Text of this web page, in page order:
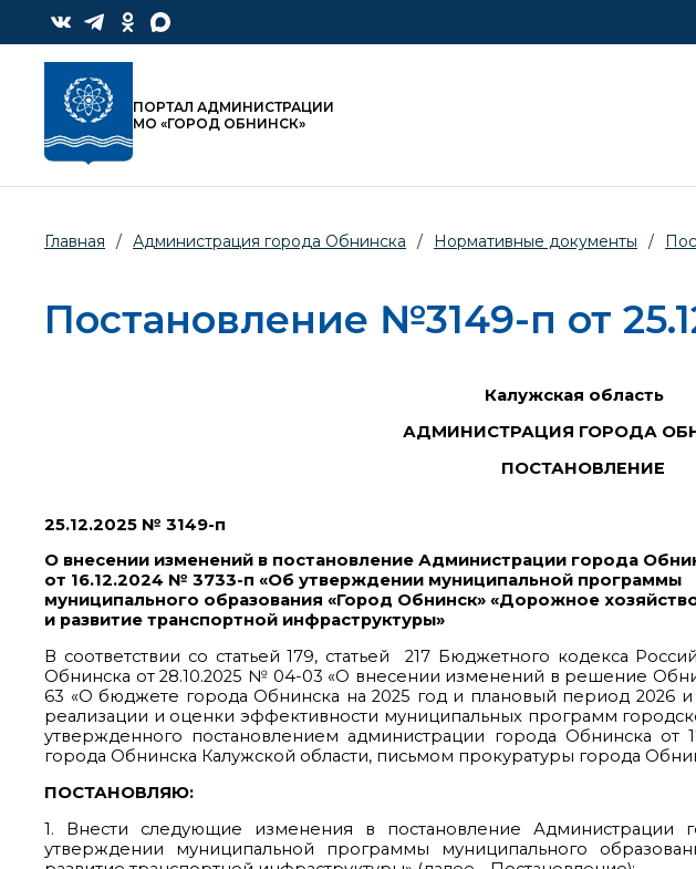
ПОРТАЛ АДМИНИСТРАЦИИ
МО «ГОРОД ОБНИНСК»
Главная / Администрация города Обнинска / Нормативные документы /
Постановление №3149-п от
Калужская область
АДМИНИСТРАЦИЯ ГОРОДА
ПОСТАНОВЛЕНИЕ
25.12.2025 № 3149-п
О внесении изменений в постановление Администрации города
от 16.12.2024 № 3733-п «Об утверждении муниципальной программы
муниципального образования «Город Обнинск» «Дорожное
и развитие транспортной инфраструктуры»
В соответствии со статьей 179, статьей 217 Бюджетного кодекса
Обнинска от 28.10.2025 № 04-03 «О внесении изменений в решение
63 «О бюджете города Обнинска на 2025 год и плановый период 2026 и
реализации и оценки эффективности муниципальных программ
утвержденного постановлением администрации города Обнинска от
города Обнинска Калужской области, письмом прокуратуры города
ПОСТАНОВЛЯЮ:
1. Внести следующие изменения в постановление
утверждении муниципальной программы муниципального